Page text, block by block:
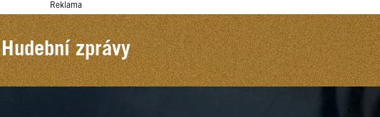
Reklama
Hudební zprávy